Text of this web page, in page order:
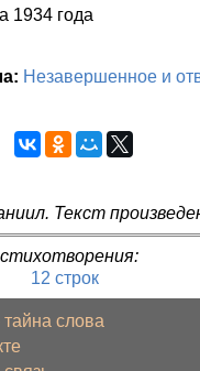
1934 года
Незавершенное и
Текст
12 строк
слова